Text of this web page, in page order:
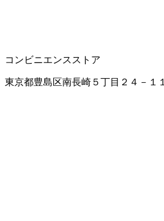
コンビニエンスストア
東京都豊島区南長崎５丁目２４－１１